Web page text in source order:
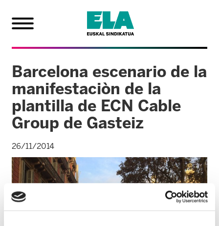
Barcelona escenario de la
manifestaciòn de la
plantilla de ECN Cable
Group de Gasteiz
26/11/2014